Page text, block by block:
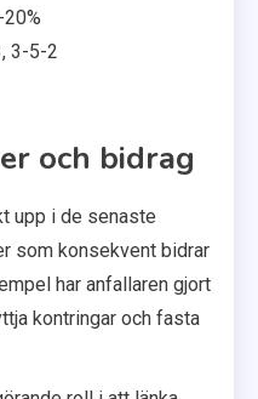
3-5-2
och bidrag
upp i de senaste
som konsekvent bidrar
har anfallaren gjort
kontringar och fasta